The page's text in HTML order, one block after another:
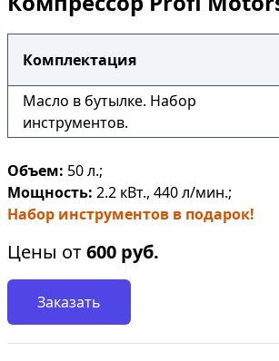
Комплектация
Масло в бутылке. Набор
инструментов.
Объем: 50 л.;
Мощность: 2.2 кВт., 440 л/мин.;
Набор инструментов в подарок!
Цены от600 руб.
Заказать